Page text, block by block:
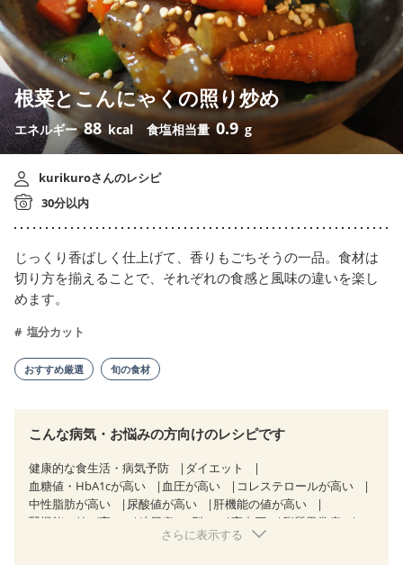
根菜とこんにゃくの照り炒め
エネルギー88 kcal 食塩相当量0.9 g
kurikuroさんのレシピ
30分以内
じっくり香ばしく仕上げて、香りもごちそうの一品。食材は
切り方を揃えることで、それぞれの食感と風味の違いを楽し
めます。
塩分カット
おすすめ厳選 旬の食材
こんな病気・お悩みの方向けのレシピです
健康的な食生活・病気予防
ダイエット
血糖値・HbA1cが高い
血圧が高い
コレステロールが高い
中性脂肪が高い
尿酸値が高い
肝機能の値が高い
腎機能の値が高い
糖尿病（2型） 高血圧
脂質異常症
狭心症 心筋梗塞
さらに表示する